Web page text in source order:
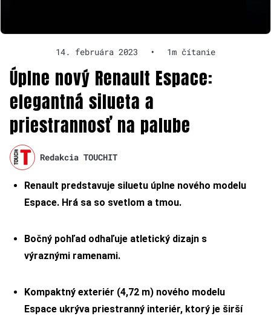
14. februára 2023 • 1m čítanie
Úplne nový Renault Espace:
elegantná silueta a
priestrannosť na palube
Redakcia TOUCHIT
Renault predstavuje siluetu úplne nového modelu
Espace. Hrá sa so svetlom a tmou.
Bočný pohľad odhaľuje atletický dizajn s
výraznými ramenami.
Kompaktný exteriér (4,72 m) nového modelu
Espace ukrýva priestranný interiér, ktorý je širší